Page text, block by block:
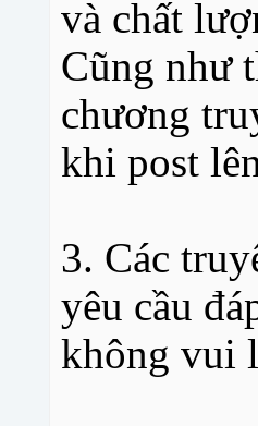
và chất
Cũng như
chương
khi post
3. Các
yêu cầu
không vui